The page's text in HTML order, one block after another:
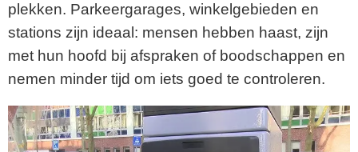
plekken. Parkeergarages, winkelgebieden en
stations zijn ideaal: mensen hebben haast, zijn
met hun hoofd bij afspraken of boodschappen en
nemen minder tijd om iets goed te controleren.